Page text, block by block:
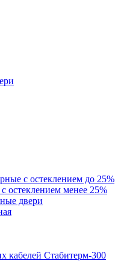
с остеклением до 25%
менее 25%
двери
кабелей Стабитерм-300